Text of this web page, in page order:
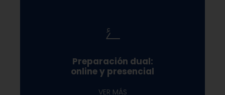
Preparación dual:
online y presencial
VER MÁS
Desde casa o en nuestras instalaciones, en
directo o por videograbación, tú eliges la opción